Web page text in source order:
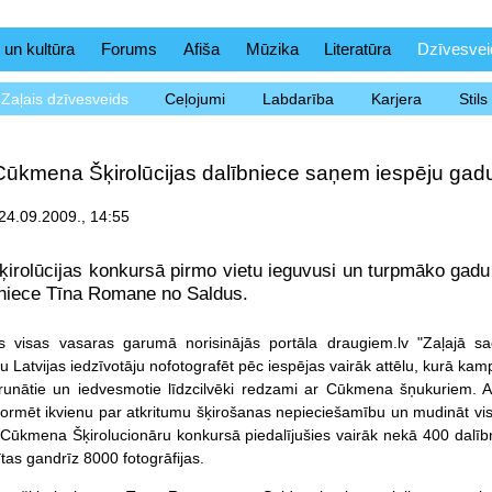
kultūra Forums Afiša Mūzika Literatūra
Zaļais dzīvesveids Ceļojumi Labdarība Karjera Stils
Šķirolūcijas dalībniece saņem iespēju
14:55
konkursā pirmo vietu ieguvusi un turpmāko
Tīna Romane no Saldus.
visas vasaras garumā norisinājās portāla draugiem.lv "Zaļajā
Latvijas iedzīvotāju nofotografēt pēc iespējas vairāk attēlu, kurā
un iedvesmotie līdzcilvēki redzami ar Cūkmena šņukuriem.
ikvienu par atkritumu šķirošanas nepieciešamību un mudināt
Šķirolucionāru konkursā piedalījušies vairāk nekā 400
gandrīz 8000 fotogrāfijas.